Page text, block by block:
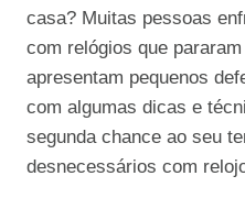
casa? Muitas pessoas
com relógios que
apresentam pequenos
com algumas dicas e
segunda chance ao seu
desnecessários com